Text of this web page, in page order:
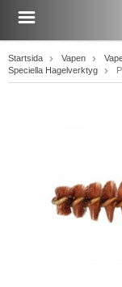
Startsida Vapen
Speciella Hagelverktyg